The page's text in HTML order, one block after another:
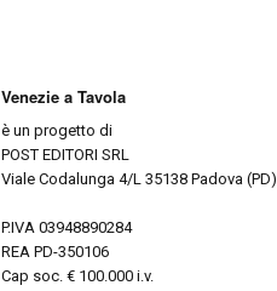
Venezie a Tavola
è un progetto di
POST EDITORI SRL
Viale Codalunga 4/L 35138 Padova (PD)
P.IVA 03948890284
REA PD-350106
Cap soc. € 100.000 i.v.